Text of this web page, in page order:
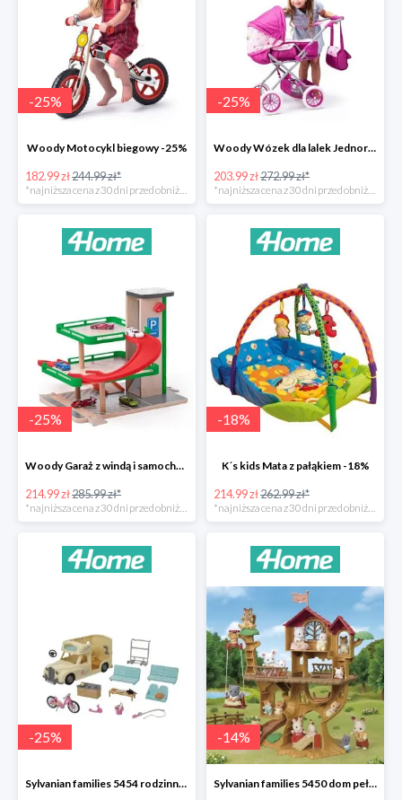
-25%
Woody Motocykl biegowy -25%
182.99 zł244.99 zł*
-25%
Woody Wózek dla lalek Jednorożec -25%
203.99 zł272.99 zł*
-25%
Woody Garaż z windą i samochodziki SIKU -25%
214.99 zł285.99 zł*
-18%
K´s kids Mata z pałąkiem -18%
214.99 zł262.99 zł*
-25%
Sylvanian families 5454 rodzinny kamper -25%
-14%
Sylvanian families 5450 dom pełen przygód na drzewie -14%